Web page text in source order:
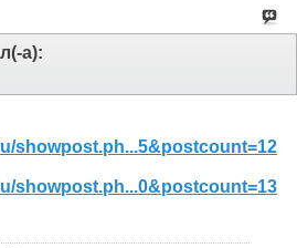
а):
showpost.ph...5&postcount=12
showpost.ph...0&postcount=13